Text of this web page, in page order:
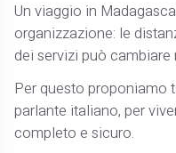
Un viaggio in
organizzazione: le
dei servizi può cambiare
Per questo proponiamo
parlante italiano, per
completo e sicuro.